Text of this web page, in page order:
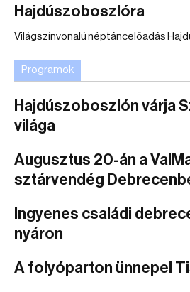
Hajdúszoboszlóra
Világszínvonalú néptáncelőadás
Programok
Hajdúszoboszlón várja
világa
Augusztus 20-án a
sztárvendég
Ingyenes családi
nyáron
A folyóparton ünnepel